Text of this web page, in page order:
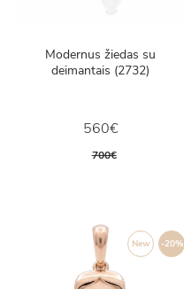
Modernus žiedas su
deimantais (2732)
560€
700€
-20%
New